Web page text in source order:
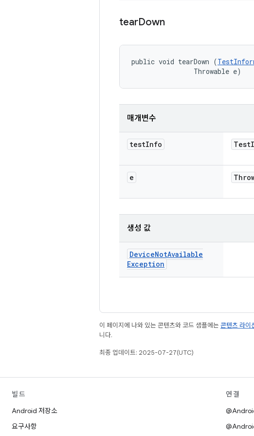
tearDown
public void tearDown (
                Throwable e)
매개변수
testInfo Test
e
생성 값
DeviceNotAvailable
Exception
이 페이지에 나와 있는 콘텐츠와 코드 샘플에는 콘텐츠 라이
니다.
최종 업데이트: 2025-07-27(UTC)
빌드
Android 저장소
요구사항
연결